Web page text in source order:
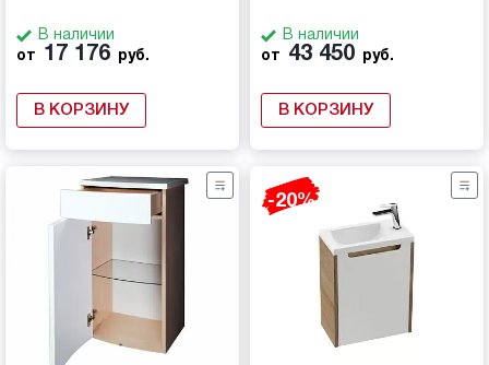
В наличии
от
17 176 руб.
В КОРЗИНУ
В наличии
от
43 450 руб.
В КОРЗИНУ
-20%